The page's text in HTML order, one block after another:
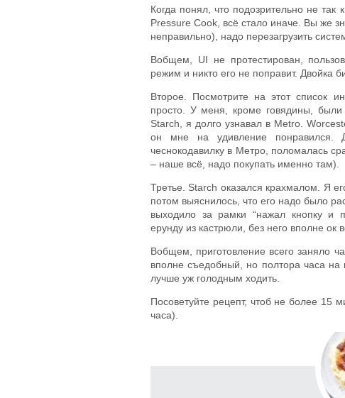
Когда понял, что подозрительно не
Pressure Cook, всё стало иначе. Вы же
неправильно), надо перезагрузить
Вобщем, UI не протестирован,
режим и никто его не поправит. Двойка
Второе. Посмотрите на этот список
просто. У меня, кроме говядины,
Starch, я долго узнавал в Metro.
он мне на удивление понравился.
чеснокодавилку в Метро, поломалась
– наше всё, надо покупать именно там).
Третье. Starch оказался крахмалом. Я
потом выяснилось, что его надо было
выходило за рамки “нажал кнопку и
ерунду из кастрюли, без него вполне ок
Вобщем, приготовление всего заняло
вполне съедобный, но полтора часа на
лучше уж голодным ходить.
Посоветуйте рецепт, чтоб не более 15
часа).